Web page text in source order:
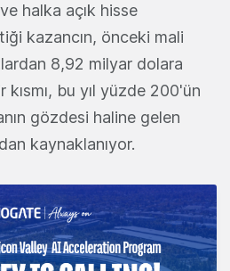
halka açık hisse
kazancın, önceki mali
8,92 milyar dolara
kısmı, bu yıl yüzde 200'ün
gözdesi haline gelen
kaynaklanıyor.